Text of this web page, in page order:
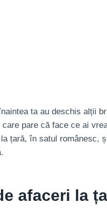
ta au deschis alții
care pare că face ce ai
țară, în satul românesc,
afaceri la